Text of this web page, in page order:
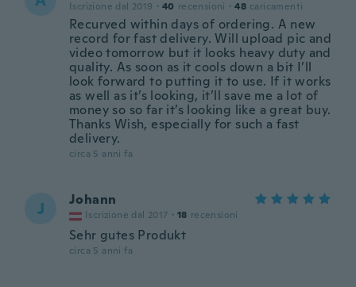
Iscrizione dal 2019 · 40 recensioni · 48 caricamenti
Recurved within days of ordering. A new
record for fast delivery. Will upload pic and
video tomorrow but it looks heavy duty and
quality. As soon as it cools down a bit I’ll
look forward to putting it to use. If it works
as well as it’s looking, it’ll save me a lot of
money so so far it’s looking like a great buy.
Thanks Wish, especially for such a fast
delivery.
circa 5 anni fa
J Johann
Iscrizione dal 2017 · 18 recensioni
Sehr gutes Produkt
circa 5 anni fa